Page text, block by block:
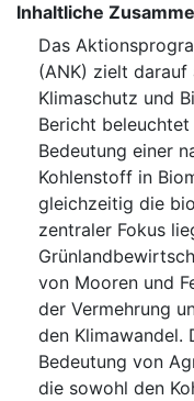
Inhaltliche
Das
(ANK) zielt darauf
Klimaschutz und
Bericht
Bedeutung einer
Kohlenstoff in
gleichzeitig die
zentraler Fokus
von Mooren und
der Vermehrung
den Klimawandel.
Bedeutung von
die sowohl den